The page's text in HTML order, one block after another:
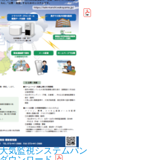
気監視システムパン